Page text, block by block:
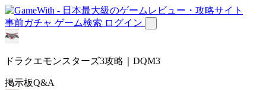
事前ガチャ ゲーム検索 ログイン
ドラクエモンスターズ3攻略｜DQM3
掲示板Q&A